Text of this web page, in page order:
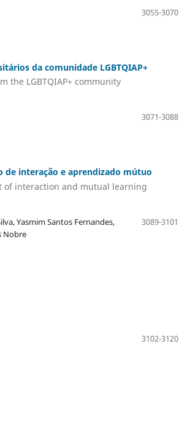
3055-3070
da comunidade LGBTQIAP+
the LGBTQIAP+ community
3071-3088
de interação e aprendizado mútuo
of interaction and mutual learning
Yasmim Santos Fernandes,
Nobre
3089-3101
3102-3120